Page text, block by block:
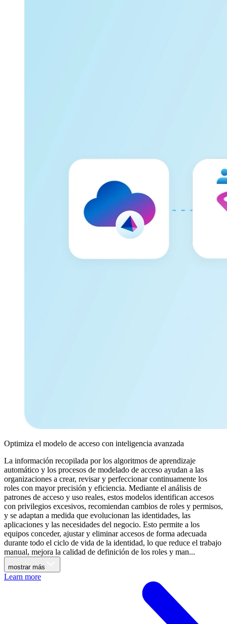
Optimiza el modelo de acceso con inteligencia avanzada
La información recopilada por los algoritmos de aprendizaje
automático y los procesos de modelado de acceso ayudan a las
organizaciones a crear, revisar y perfeccionar continuamente los
roles con mayor precisión y eficiencia. Mediante el análisis de
patrones de acceso y uso reales, estos modelos identifican accesos
con privilegios excesivos, recomiendan cambios de roles y permisos,
y se adaptan a medida que evolucionan las identidades, las
aplicaciones y las necesidades del negocio. Esto permite a los
equipos conceder, ajustar y eliminar accesos de forma adecuada
durante todo el ciclo de vida de la identidad, lo que reduce el trabajo
manual, mejora la calidad de definición de los roles y man...
mostrar más
Learn more